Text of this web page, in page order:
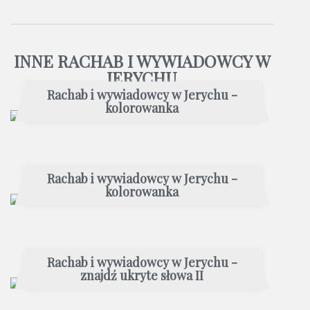
INNE RACHAB I WYWIADOWCY W
JERYCHU
Rachab i wywiadowcy w Jerychu -
kolorowanka
Rachab i wywiadowcy w Jerychu -
kolorowanka
Rachab i wywiadowcy w Jerychu -
znajdź ukryte słowa II